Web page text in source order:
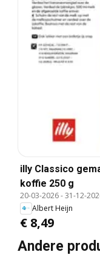
illy Classico
koffie 250 g
20-03-2026-31-12-
Albert Heijn
€ 8,49
Andere